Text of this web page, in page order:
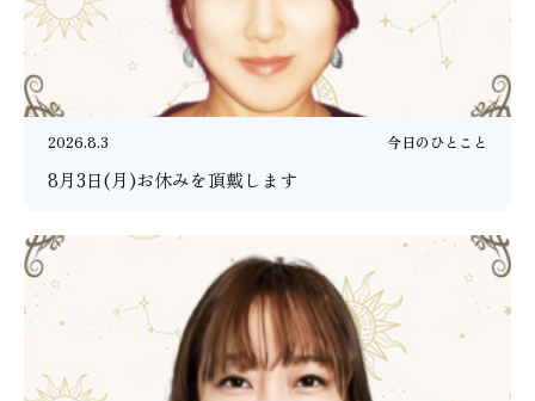
2026.8.3 今日のひとこと
8月3日(月)お休みを頂戴します